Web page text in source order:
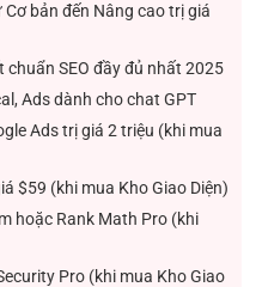
bản đến Nâng cao trị giá
SEO đầy đủ nhất 2025
Ads dành cho chat GPT
Ads trị giá 2 triệu (khi mua
$59 (khi mua Kho Giao Diện)
hoặc Rank Math Pro (khi
Pro (khi mua Kho Giao